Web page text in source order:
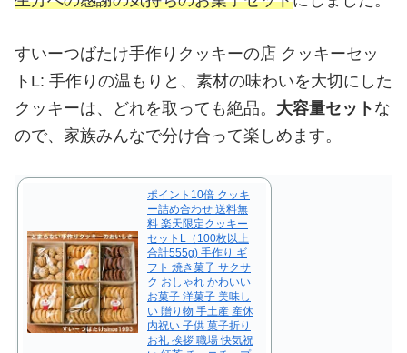
すいーつばたけ手作りクッキーの店 クッキーセッ
トL: 手作りの温もりと、素材の味わいを大切にした
クッキーは、どれを取っても絶品。 大容量セット な
ので、家族みんなで分け合って楽しめます。
ポイント10倍 クッキ
ー詰め合わせ 送料無
料 楽天限定クッキー
セットL（100枚以上
合計555g) 手作り ギ
フト 焼き菓子 サクサ
ク おしゃれ かわいい
お菓子 洋菓子 美味し
い 贈り物 手土産 産休
内祝い 子供 菓子折り
お礼 挨拶 職場 快気祝